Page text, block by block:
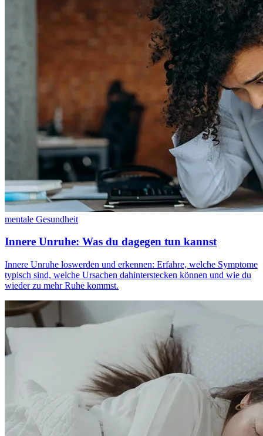
mentale Gesundheit
Innere Unruhe: Was du dagegen tun kannst
Innere Unruhe loswerden und erkennen: Erfahre, welche Symptome
typisch sind, welche Ursachen dahinterstecken können und wie du
wieder zu mehr Ruhe kommst.